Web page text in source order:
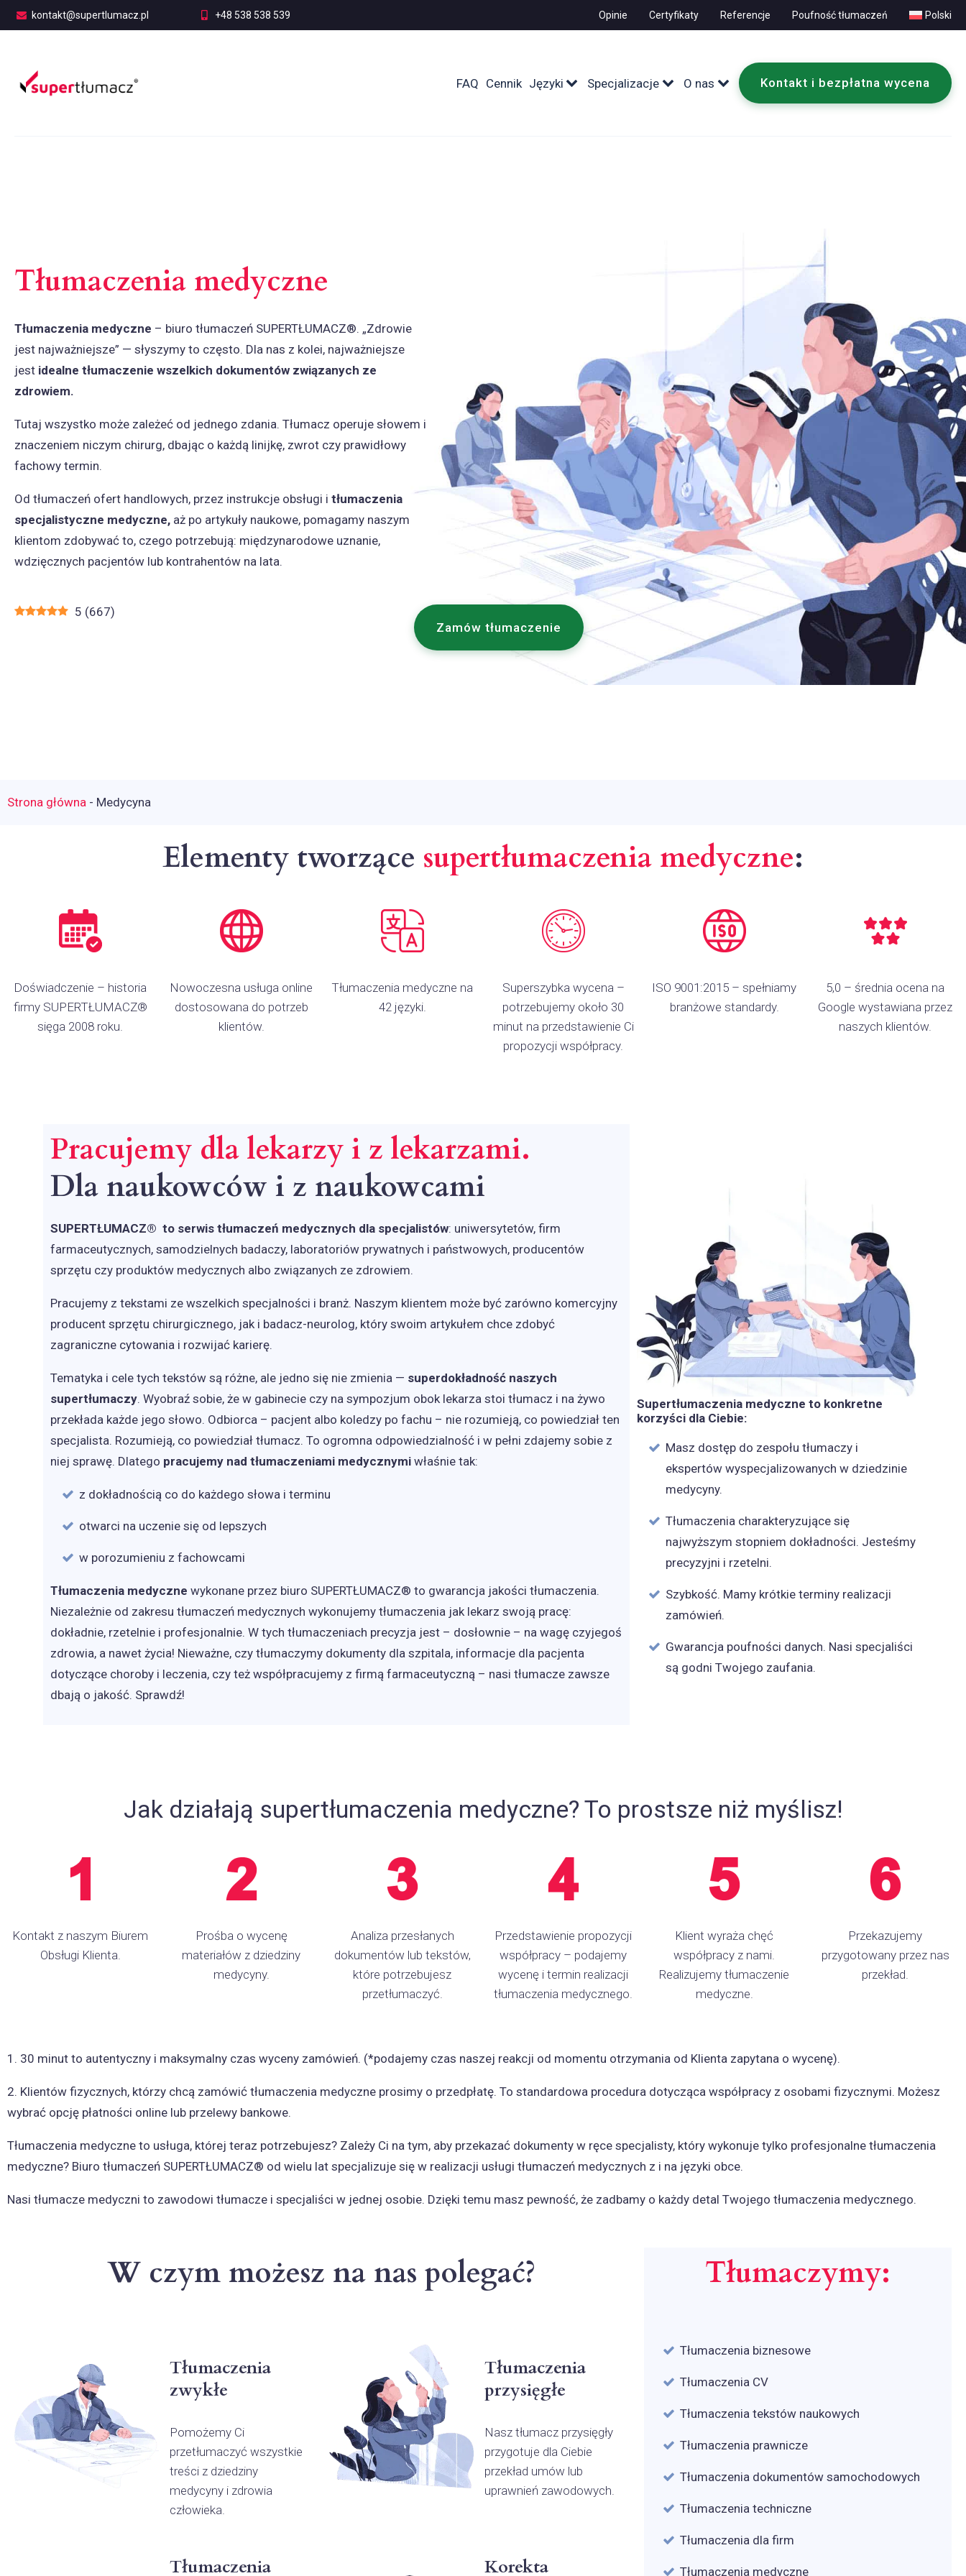
kontakt@supertlumacz.pl +48 538 538 539 Opinie Certyfikaty Referencje Poufność tłumaczeń Polski
FAQ Cennik Języki Specjalizacje O nas Kontakt i bezpłatna wycena
Tłumaczenia medyczne
Tłumaczenia medyczne – biuro tłumaczeń SUPERTŁUMACZ®. „Zdrowie
jest najważniejsze” — słyszymy to często. Dla nas z kolei, najważniejsze
jest idealne tłumaczenie wszelkich dokumentów związanych ze
zdrowiem.
Tutaj wszystko może zależeć od jednego zdania. Tłumacz operuje słowem i
znaczeniem niczym chirurg, dbając o każdą linijkę, zwrot czy prawidłowy
fachowy termin.
Od tłumaczeń ofert handlowych, przez instrukcje obsługi i tłumaczenia
specjalistyczne medyczne, aż po artykuły naukowe, pomagamy naszym
klientom zdobywać to, czego potrzebują: międzynarodowe uznanie,
wdzięcznych pacjentów lub kontrahentów na lata.
5 (667)
Zamów tłumaczenie
Strona główna - Medycyna
Elementy tworzące supertłumaczenia medyczne:
Doświadczenie – historia
firmy SUPERTŁUMACZ®
sięga 2008 roku.
Nowoczesna usługa online
dostosowana do potrzeb
klientów.
Tłumaczenia medyczne na
42 języki.
Superszybka wycena –
potrzebujemy około 30
minut na przedstawienie Ci
propozycji współpracy.
ISO 9001:2015 – spełniamy
branżowe standardy.
5,0 – średnia ocena na
Google wystawiana przez
naszych klientów.
Pracujemy dla lekarzy i z lekarzami.
Dla naukowców i z naukowcami
SUPERTŁUMACZ® to serwis tłumaczeń medycznych dla specjalistów: uniwersytetów, firm
farmaceutycznych, samodzielnych badaczy, laboratoriów prywatnych i państwowych, producentów
sprzętu czy produktów medycznych albo związanych ze zdrowiem.
Pracujemy z tekstami ze wszelkich specjalności i branż. Naszym klientem może być zarówno komercyjny
producent sprzętu chirurgicznego, jak i badacz-neurolog, który swoim artykułem chce zdobyć
zagraniczne cytowania i rozwijać karierę.
Tematyka i cele tych tekstów są różne, ale jedno się nie zmienia — superdokładność naszych
supertłumaczy. Wyobraź sobie, że w gabinecie czy na sympozjum obok lekarza stoi tłumacz i na żywo
przekłada każde jego słowo. Odbiorca – pacjent albo koledzy po fachu – nie rozumieją, co powiedział ten
specjalista. Rozumieją, co powiedział tłumacz. To ogromna odpowiedzialność i w pełni zdajemy sobie z
niej sprawę. Dlatego pracujemy nad tłumaczeniami medycznymi właśnie tak:
z dokładnością co do każdego słowa i terminu
otwarci na uczenie się od lepszych
w porozumieniu z fachowcami
Tłumaczenia medyczne wykonane przez biuro SUPERTŁUMACZ® to gwarancja jakości tłumaczenia.
Niezależnie od zakresu tłumaczeń medycznych wykonujemy tłumaczenia jak lekarz swoją pracę:
dokładnie, rzetelnie i profesjonalnie. W tych tłumaczeniach precyzja jest – dosłownie – na wagę czyjegoś
zdrowia, a nawet życia! Nieważne, czy tłumaczymy dokumenty dla szpitala, informacje dla pacjenta
dotyczące choroby i leczenia, czy też współpracujemy z firmą farmaceutyczną – nasi tłumacze zawsze
dbają o jakość. Sprawdź!
Supertłumaczenia medyczne to konkretne
korzyści dla Ciebie:
Masz dostęp do zespołu tłumaczy i
ekspertów wyspecjalizowanych w dziedzinie
medycyny.
Tłumaczenia charakteryzujące się
najwyższym stopniem dokładności. Jesteśmy
precyzyjni i rzetelni.
Szybkość. Mamy krótkie terminy realizacji
zamówień.
Gwarancja poufności danych. Nasi specjaliści
są godni Twojego zaufania.
Jak działają supertłumaczenia medyczne? To prostsze niż myślisz!
Kontakt z naszym Biurem
Obsługi Klienta.
Prośba o wycenę
materiałów z dziedziny
medycyny.
Analiza przesłanych
dokumentów lub tekstów,
które potrzebujesz
przetłumaczyć.
Przedstawienie propozycji
współpracy – podajemy
wycenę i termin realizacji
tłumaczenia medycznego.
Klient wyraża chęć
współpracy z nami.
Realizujemy tłumaczenie
medyczne.
Przekazujemy
przygotowany przez nas
przekład.
1. 30 minut to autentyczny i maksymalny czas wyceny zamówień. (*podajemy czas naszej reakcji od momentu otrzymania od Klienta zapytana o wycenę).
2. Klientów fizycznych, którzy chcą zamówić tłumaczenia medyczne prosimy o przedpłatę. To standardowa procedura dotycząca współpracy z osobami fizycznymi. Możesz
wybrać opcję płatności online lub przelewy bankowe.
Tłumaczenia medyczne to usługa, której teraz potrzebujesz? Zależy Ci na tym, aby przekazać dokumenty w ręce specjalisty, który wykonuje tylko profesjonalne tłumaczenia
medyczne? Biuro tłumaczeń SUPERTŁUMACZ® od wielu lat specjalizuje się w realizacji usługi tłumaczeń medycznych z i na języki obce.
Nasi tłumacze medyczni to zawodowi tłumacze i specjaliści w jednej osobie. Dzięki temu masz pewność, że zadbamy o każdy detal Twojego tłumaczenia medycznego.
W czym możesz na nas polegać?
Tłumaczenia
zwykłe
Pomożemy Ci
przetłumaczyć wszystkie
treści z dziedziny
medycyny i zdrowia
człowieka.
Tłumaczenia
przysięgłe
Nasz tłumacz przysięgły
przygotuje dla Ciebie
przekład umów lub
uprawnień zawodowych.
Tłumaczenia Korekta
Tłumaczymy:
Tłumaczenia biznesowe
Tłumaczenia CV
Tłumaczenia tekstów naukowych
Tłumaczenia prawnicze
Tłumaczenia dokumentów samochodowych
Tłumaczenia techniczne
Tłumaczenia dla firm
Tłumaczenia medyczne